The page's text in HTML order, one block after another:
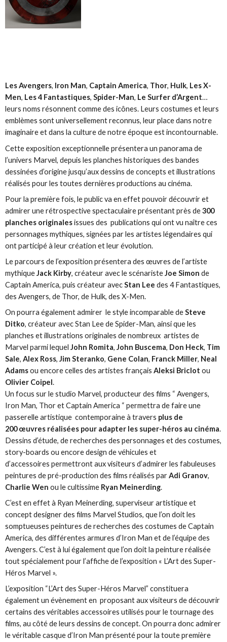
LesAvengers, Iron Man, Captain America, Thor, Hulk, Les X-
Men, Les 4 Fantastiques,Spider-Man, Le Surfer d’Argent…
leurs noms résonnent comme des icônes. Leurs costumes et leurs
emblèmes sont universellement reconnus, leur place dans notre
imaginaire et dans la culture de notre époque est incontournable.
Cette exposition exceptionnelle présentera un panorama de
l’univers Marvel, depuis les planches historiques des bandes
dessinées d’origine jusqu’aux dessins de concepts et illustrations
réalisés pour les toutes dernières productions au cinéma.
Pour la première fois, le public va en effet pouvoir découvrir et
admirer une rétrospective spectaculaire présentant près de300
planches originalesissues des publications qui ont vu naître ces
personnages mythiques, signées par les artistes légendaires qui
ont participé à leur création et leur évolution.
Le parcours de l’exposition présentera des œuvres de l’artiste
mythiqueJack Kirby, créateur avec le scénaristeJoe Simon de
Captain America, puis créateur avecStan Lee des 4 Fantastiques,
des Avengers, de Thor, de Hulk, des X-Men.
On pourra également admirer le style incomparable deSteve
Ditko, créateur avec Stan Lee de Spider-Man, ainsi que les
planches et illustrations originales de nombreux artistes de
Marvel parmi lequelJohn Romita,John Buscema, Don Heck, Tim
Sale,Alex Ross,Jim Steranko, Gene Colan, Franck Miller, Neal
Adamsou encore celles des artistes françaisAleksi Briclot ou
Olivier Coipel.
Un focus sur le studio Marvel, producteur des films “ Avengers,
Iron Man, Thor et Captain America “ permettra de faire une
passerelle artistique contemporaine à travers plus de
200 œuvres réalisées pour adapter les super-héros au cinéma.
Dessins d’étude, de recherches des personnages et des costumes,
story-boards ou encore design de véhicules et
d’accessoires permettront aux visiteurs d’admirer les fabuleuses
peintures de pré-production des films réalisés parAdi Granov,
Charlie Wen ou le cultissime Ryan Meinerding.
C’est en effet à Ryan Meinerding, superviseur artistique et
concept designer des films Marvel Studios, que l’on doit les
somptueuses peintures de recherches des costumes de Captain
America, des différentes armures d’Iron Man et de l’équipe des
Avengers. C’est à lui également que l’on doit la peinture réalisée
tout spécialement pour l’affiche de l’exposition « L’Art des Super-
Héros Marvel ».
L’exposition “L’Art des Super-Héros Marvel” constituera
également un évènement en proposant aux visiteurs de découvrir
certains des véritables accessoires utilisés pour le tournage des
films, au côté de leurs dessins de concept. On pourra donc admirer
le véritable casque d’Iron Man présenté pour la toute première